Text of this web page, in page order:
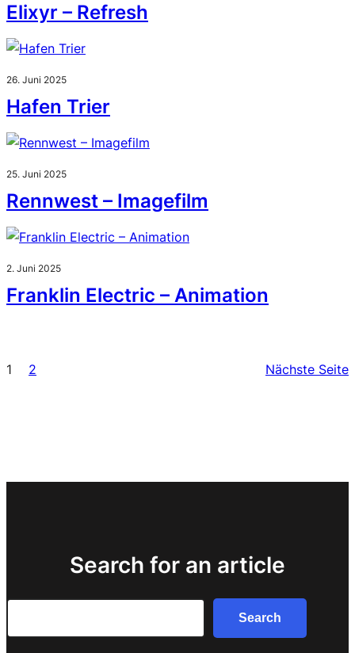
Elixyr – Refresh
26. Juni 2025
Hafen Trier
25. Juni 2025
Rennwest – Imagefilm
2. Juni 2025
Franklin Electric – Animation
1 2 Nächste Seite
Search for an article
Search